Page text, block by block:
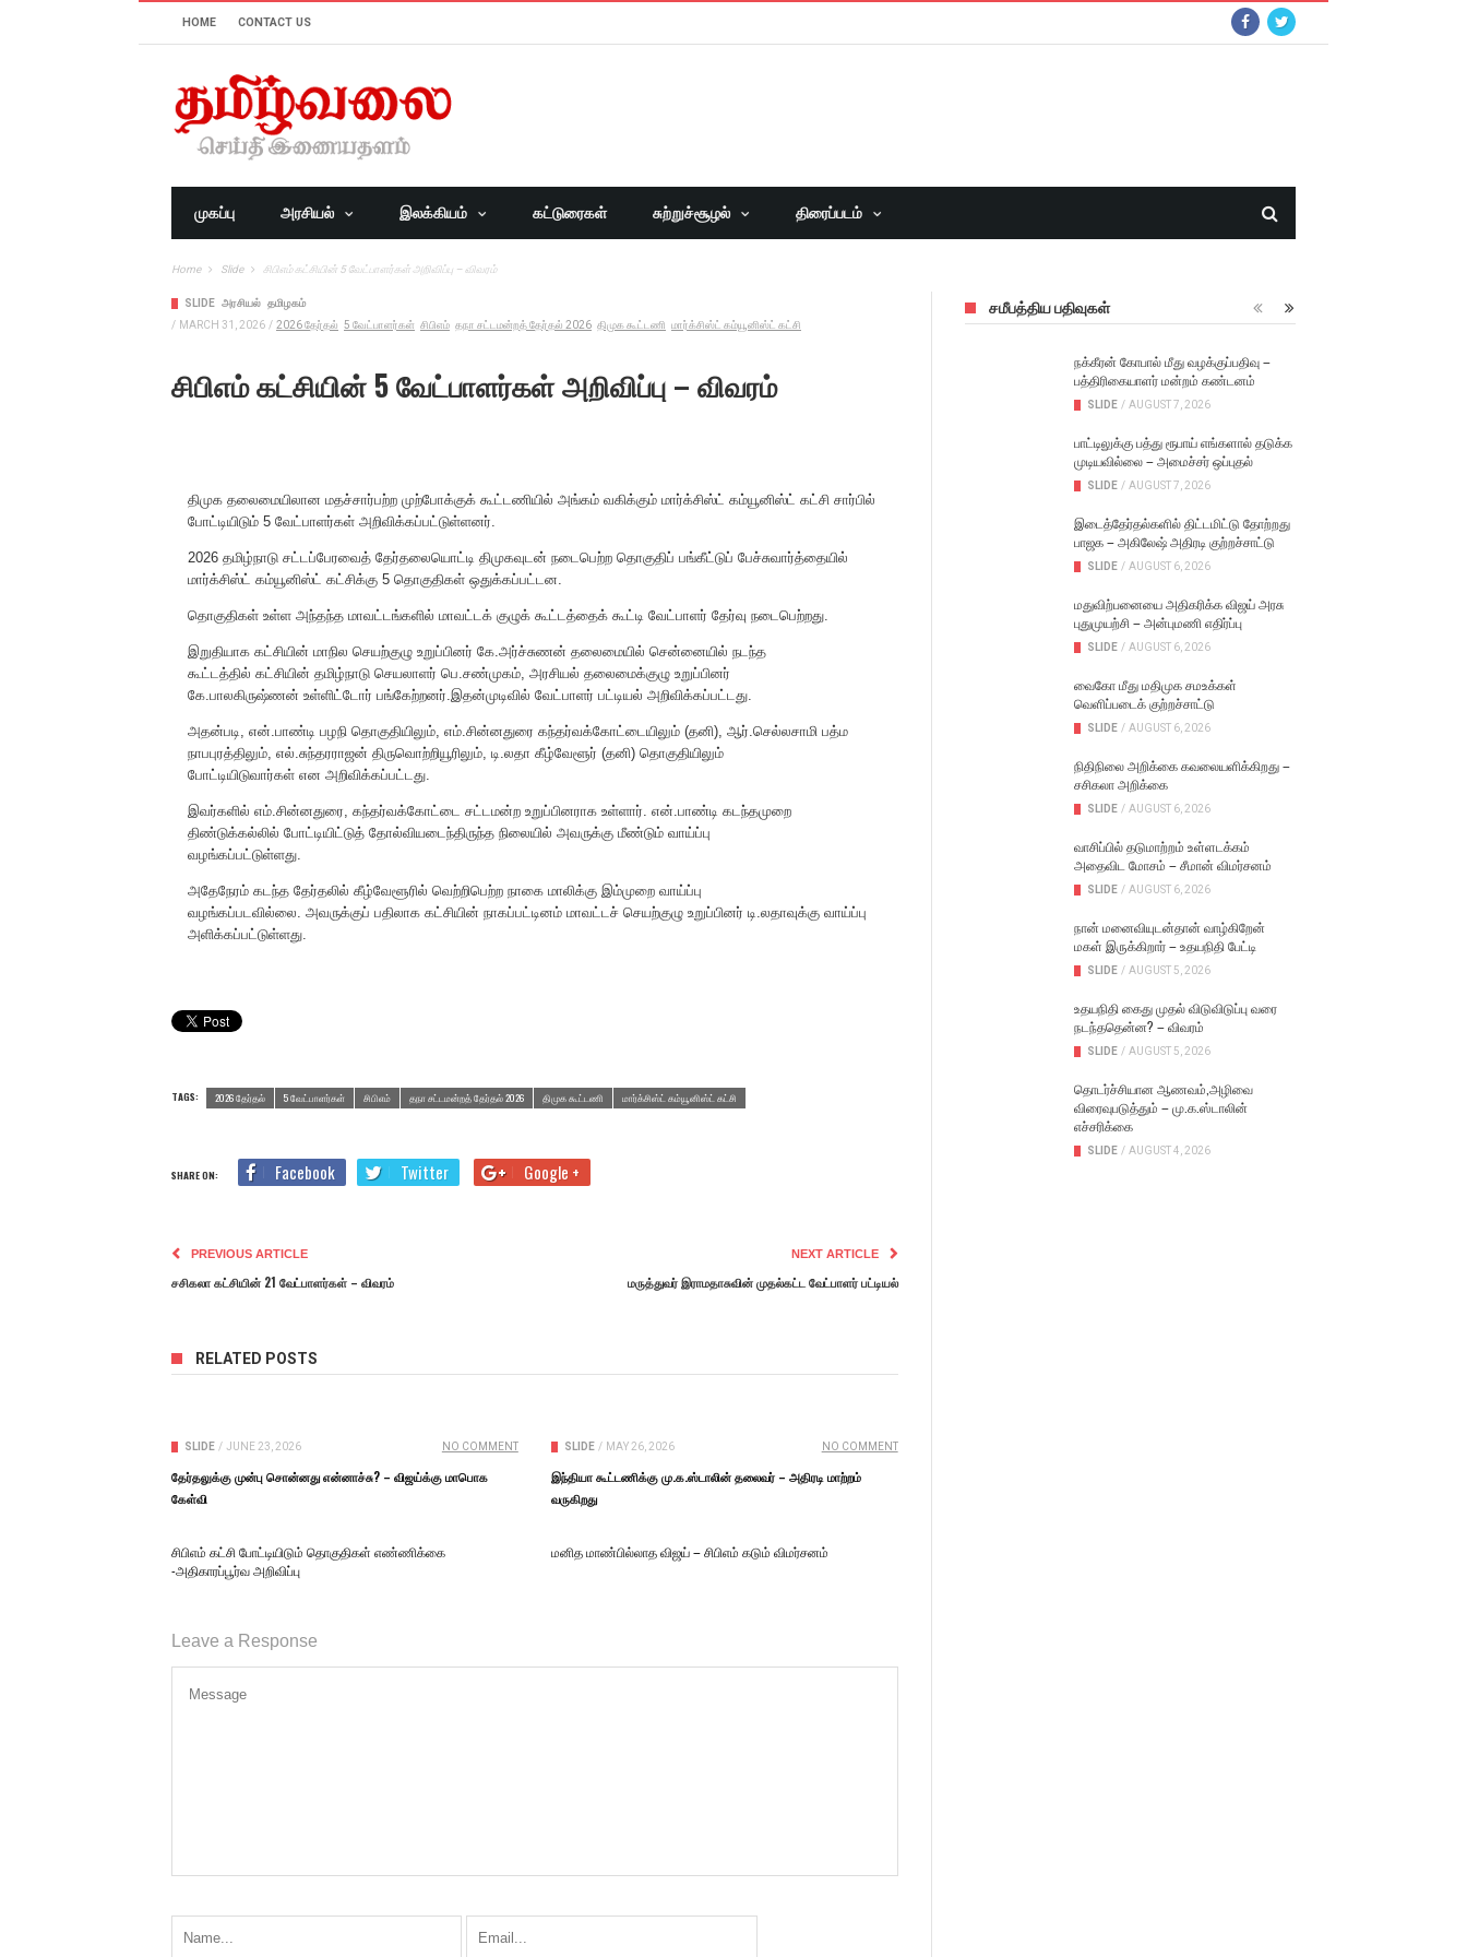
HOME CONTACT US
முகப்பு அரசியல் இலக்கியம் கட்டுரைகள் சுற்றுச்சூழல் திரைப்படம்
Home Slide சிபிஎம் கட்சியின் 5 வேட்பாளர்கள் அறிவிப்பு – விவரம்
SLIDE அரசியல் தமிழகம்
/ MARCH 31, 2026 / 2026 தேர்தல் 5 வேட்பாளர்கள் சிபிஎம் தநா சட்டமன்றத் தேர்தல் 2026 திமுக கூட்டணி மார்க்சிஸ்ட் கம்யூனிஸ்ட் கட்சி
சிபிஎம் கட்சியின் 5 வேட்பாளர்கள் அறிவிப்பு – விவரம்
திமுக தலை​மையி​லான மதச்​சார்​பற்ற முற்​போக்குக் கூட்​ட​ணி​யில் அங்​கம் வகிக்​கும் மார்க்​சிஸ்ட் கம்​யூனிஸ்ட் கட்சி சார்​பில்
போட்​டி​யிடும் 5 வேட்​பாளர்​கள் அறிவிக்​கப்​பட்​டுள்​ளனர்.
2026 தமிழ்நாடு சட்​டப்​பேரவைத் தேர்​தலை​யொட்டி திமுக​வுடன் நடை​பெற்ற தொகுதிப் பங்​கீட்டுப் பேச்​சு​வார்த்​தை​யில்
மார்க்சிஸ்ட் கம்யூனிஸ்ட் கட்சிக்கு 5 தொகு​திகள் ஒதுக்கப்பட்டன.
தொகு​தி​கள் உள்ள அந்​தந்த மாவட்​டங்​களில் மாவட்​டக் குழுக் கூட்​டத்​தைக்​ கூட்​டி வேட்பாளர் தேர்வு நடைபெற்றது.
இறு​தி​யாக கட்​சி​யின் மாநில செயற்​குழு உறுப்​பினர் கே.அர்ச்​சுணன் தலைமையில் சென்னையில் நடந்த
கூட்​டத்தில் கட்​சி​யின் தமிழ்நாடு செய​லா​ளர் பெ.சண்​முகம், அரசி​யல் தலை​மைக்​குழு உறுப்​பினர்
கே.​பால​கிருஷ்ணன் உள்​ளிட்​டோர் பங்​கேற்​றனர்.இதன்​முடி​வில் வேட்பாளர் பட்டியல் அறிவிக்கப்பட்டது.
அதன்படி, என்​.​பாண்டி பழநி தொகு​தி​யிலும், எம்​.சின்​னதுரை கந்​தர்​வக்​கோட்​டை​யிலும் (தனி), ஆர்​.செல்​லசாமி பத்​ம​
நாபபுரத்​திலும், எல்​.சுந்​தர​ராஜன் திரு​வொற்​றியூரிலும், டி.லதா கீழ்​வேளூர் (தனி) தொகு​தியிலும்
போட்​டி​யிடு​வார்​கள் என அறிவிக்​கப்​பட்​டது.
இவர்களில் எம்​.சின்​னதுரை, கந்​தர்​வக்​கோட்​டை​ சட்டமன்ற உறுப்பினராக உள்​ளார். என்​.​பாண்டி கடந்தமுறை
திண்​டுக்​கல்​லில் போட்​டி​யிட்டுத் தோல்​வியடைந்​திருந்த நிலை​யில் அவருக்கு மீண்​டும் வாய்ப்பு
வழங்​கப்​பட்​டுள்​ளது.
அதே​நேரம் கடந்த தேர்​தலில் கீழ்​வேளூரில் வெற்​றி​பெற்ற நாகை மாலிக்கு இம்​முறை வாய்ப்பு
வழங்​கப்​பட​வில்​லை. அவருக்குப் பதிலாக கட்​சி​யின் நாகப்​பட்​டினம் மாவட்டச் செயற்​குழு உறுப்​பினர் டி.ல​தாவுக்கு வாய்ப்பு
அளிக்​கப்​பட்​டுள்​ளது.
TAGS: 2026 தேர்தல் 5 வேட்பாளர்கள் சிபிஎம் தநா சட்டமன்றத் தேர்தல் 2026 திமுக கூட்டணி மார்க்சிஸ்ட் கம்யூனிஸ்ட் கட்சி
SHARE ON: Facebook Twitter Google +
PREVIOUS ARTICLE
சசிகலா கட்சியின் 21 வேட்பாளர்கள் – விவரம்
NEXT ARTICLE
மருத்துவர் இராமதாசுவின் முதல்கட்ட வேட்பாளர் பட்டியல்
RELATED POSTS
SLIDE / JUNE 23, 2026 NO COMMENT
தேர்தலுக்கு முன்பு சொன்னது என்னாச்சு? – விஜய்க்கு மாபொக
கேள்வி
SLIDE / MAY 26, 2026 NO COMMENT
இந்தியா கூட்டணிக்கு மு.க.ஸ்டாலின் தலைவர் – அதிரடி மாற்றம்
வருகிறது
சிபிஎம் கட்சி போட்டியிடும் தொகுதிகள் எண்ணிக்கை
-அதிகாரப்பூர்வ அறிவிப்பு
மனித மாண்பில்லாத விஜய் – சிபிஎம் கடும் விமர்சனம்
Leave a Response
சமீபத்திய பதிவுகள்
நக்கீரன் கோபால் மீது வழக்குப்பதிவு –
பத்திரிகையாளர் மன்றம் கண்டனம்
SLIDE / AUGUST 7, 2026
பாட்டிலுக்கு பத்து ரூபாய் எங்களால் தடுக்க
முடியவில்லை – அமைச்சர் ஒப்புதல்
SLIDE / AUGUST 7, 2026
இடைத்தேர்தல்களில் திட்டமிட்டு தோற்றது
பாஜக – அகிலேஷ் அதிரடி குற்றச்சாட்டு
SLIDE / AUGUST 6, 2026
மதுவிற்பனையை அதிகரிக்க விஜய் அரசு
புதுமுயற்சி – அன்புமணி எதிர்ப்பு
SLIDE / AUGUST 6, 2026
வைகோ மீது மதிமுக சமஉக்கள்
வெளிப்படைக் குற்றச்சாட்டு
SLIDE / AUGUST 6, 2026
நிதிநிலை அறிக்கை கவலையளிக்கிறது –
சசிகலா அறிக்கை
SLIDE / AUGUST 6, 2026
வாசிப்பில் தடுமாற்றம் உள்ளடக்கம்
அதைவிட மோசம் – சீமான் விமர்சனம்
SLIDE / AUGUST 6, 2026
நான் மனைவியுடன்தான் வாழ்கிறேன்
மகள் இருக்கிறார் – உதயநிதி பேட்டி
SLIDE / AUGUST 5, 2026
உதயநிதி கைது முதல் விடுவிடுப்பு வரை
நடந்ததென்ன? – விவரம்
SLIDE / AUGUST 5, 2026
தொடர்ச்சியான ஆணவம்,அழிவை
விரைவுபடுத்தும் – மு.க.ஸ்டாலின்
எச்சரிக்கை
SLIDE / AUGUST 4, 2026